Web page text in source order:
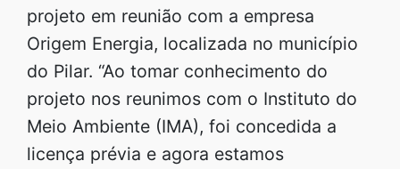
projeto em reunião com a empresa
Origem Energia, localizada no município
do Pilar. “Ao tomar conhecimento do
projeto nos reunimos com o Instituto do
Meio Ambiente (IMA), foi concedida a
licença prévia e agora estamos